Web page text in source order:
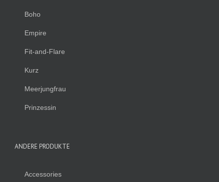
Boho
Empire
Fit-and-Flare
Kurz
Meerjungfrau
Prinzessin
ANDERE PRODUKTE
Accessories